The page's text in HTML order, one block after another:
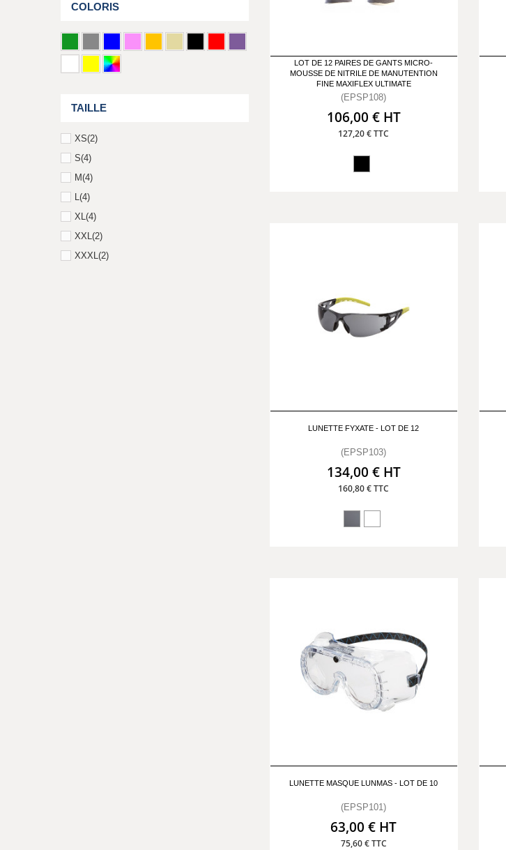
COLORIS
TAILLE
XS(2)
S(4)
M(4)
L(4)
XL(4)
XXL(2)
XXXL(2)
LOT DE 12 PAIRES DE GANTS MICRO-
MOUSSE DE NITRILE DE MANUTENTION
FINE MAXIFLEX ULTIMATE
(EPSP108)
106,00 € HT
127,20 € TTC
LUNETTE FYXATE - LOT DE 12
(EPSP103)
134,00 € HT
160,80 € TTC
LUNETTE MASQUE LUNMAS - LOT DE 10
(EPSP101)
63,00 € HT
75,60 € TTC